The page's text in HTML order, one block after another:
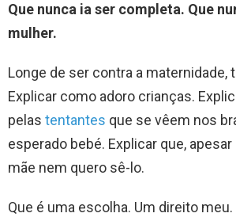
Que nunca ia ser completa. Que
mulher.
Longe de ser contra a maternidade,
Explicar como adoro crianças.
pelas tentantes que se vêem nos
esperado bebé. Explicar que,
mãe nem quero sê-lo.
Que é uma escolha. Um direito meu.